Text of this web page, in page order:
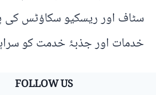
سٹاف اور ریسکیو سکاؤٹس کی
خدمات اور جذبۂ خدمت کو سراہا
FOLLOW US